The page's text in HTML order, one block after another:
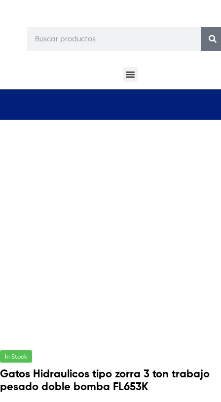
In Stock
Gatos Hidraulicos tipo zorra 3 ton trabajo
pesado doble bomba FL653K